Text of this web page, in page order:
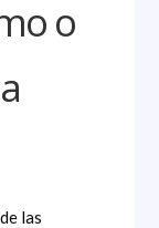
o
las